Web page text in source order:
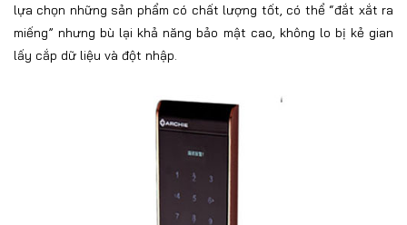
lựa chọn những sản phẩm có chất lượng tốt, có thể “đắt xắt ra
miếng” nhưng bù lại khả năng bảo mật cao, không lo bị kẻ gian
lấy cắp dữ liệu và đột nhập.